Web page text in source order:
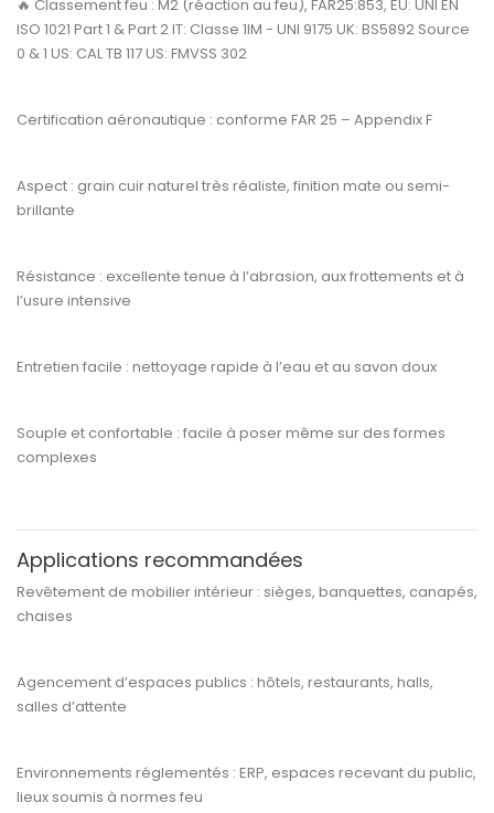
🔥 Classement feu : M2 (réaction au feu), FAR25:853, EU: UNI EN
ISO 1021 Part 1 & Part 2 IT: Classe 1IM - UNI 9175 UK: BS5892 Source
0 & 1 US: CAL TB 117 US: FMVSS 302
Certification aéronautique : conforme FAR 25 – Appendix F
Aspect : grain cuir naturel très réaliste, finition mate ou semi-
brillante
Résistance : excellente tenue à l’abrasion, aux frottements et à
l’usure intensive
Entretien facile : nettoyage rapide à l’eau et au savon doux
Souple et confortable : facile à poser même sur des formes
complexes
Applications recommandées
Revêtement de mobilier intérieur : sièges, banquettes, canapés,
chaises
Agencement d’espaces publics : hôtels, restaurants, halls,
salles d’attente
Environnements réglementés : ERP, espaces recevant du public,
lieux soumis à normes feu